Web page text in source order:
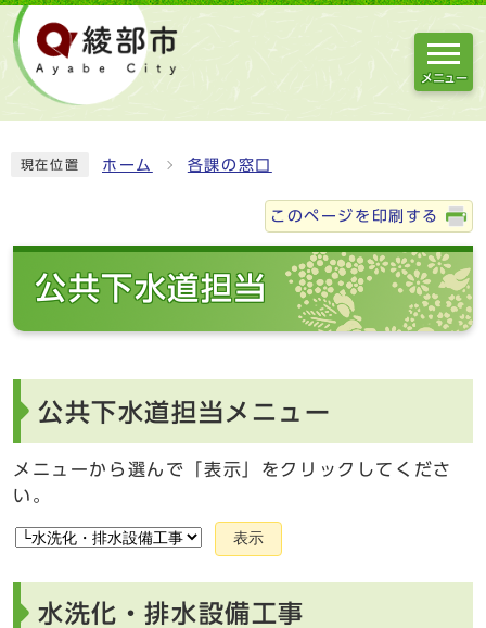
メニュー
現在位置 ホーム 各課の窓口
このページを印刷する
公共下水道担当
公共下水道担当メニュー
メニューから選んで「表示」をクリックしてくださ
い。
表示
水洗化・排水設備工事